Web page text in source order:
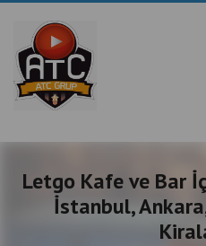
Letgo Kafe ve Bar
İstanbul,